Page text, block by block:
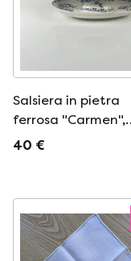
Salsiera in pietra
ferrosa "Carmen",
Sarreguemines, blu,
40 €